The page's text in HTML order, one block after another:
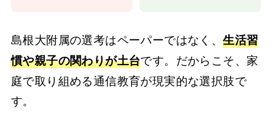
島根大附属の選考はペーパーではなく、生活習
慣や親子の関わりが土台です。だからこそ、家
庭で取り組める通信教育が現実的な選択肢で
す。